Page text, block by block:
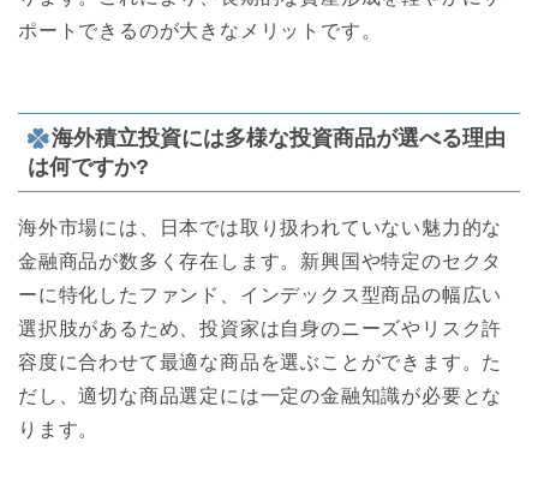
ポートできるのが大きなメリットです。
海外積立投資には多様な投資商品が選べる理由
は何ですか?
海外市場には、日本では取り扱われていない魅力的な
金融商品が数多く存在します。新興国や特定のセクタ
ーに特化したファンド、インデックス型商品の幅広い
選択肢があるため、投資家は自身のニーズやリスク許
容度に合わせて最適な商品を選ぶことができます。た
だし、適切な商品選定には一定の金融知識が必要とな
ります。